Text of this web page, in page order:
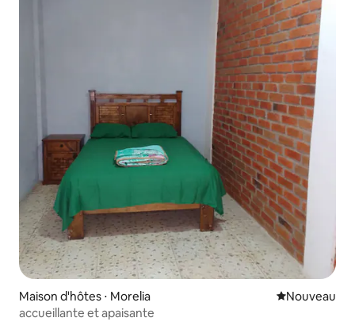
Maison d'hôtes ⋅ Morelia Nouvel
Nouveau
accueillante et apaisante